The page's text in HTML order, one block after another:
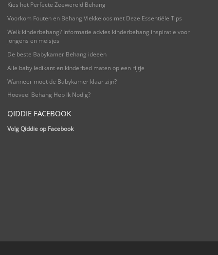
Kies het Perfecte Zeewereld Behang
Voorkom Fouten en Behang Vlekkeloos met Deze Essentiële Tips
Welk kinderbehang? Informatie advies kinderbehang inspiratie voor
jongens en meisjes
De beste Babykamer Behang ideeën
Alle baby ledikant en kinderbed maten op een rijtje
Wanneer moet de Babykamer klaar zijn?
Hoeveel Behang Heb Ik Nodig?
QIDDIE FACEBOOK
Volg Qiddie op Facebook